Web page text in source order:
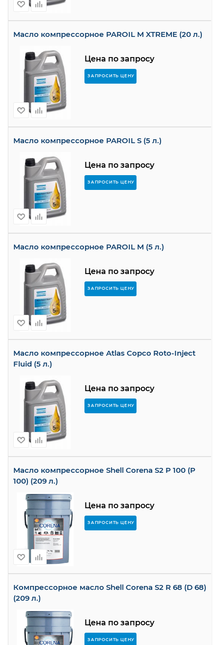
Масло компрессорное PAROIL M XTREME (20 л.)
Цена по запросу
ЗАПРОСИТЬ ЦЕНУ
Масло компрессорное PAROIL S (5 л.)
Цена по запросу
ЗАПРОСИТЬ ЦЕНУ
Масло компрессорное PAROIL M (5 л.)
Цена по запросу
ЗАПРОСИТЬ ЦЕНУ
Масло компрессорное Atlas Copco Roto-Inject
Fluid (5 л.)
Цена по запросу
ЗАПРОСИТЬ ЦЕНУ
Масло компрессорное Shell Corena S2 P 100 (P
100) (209 л.)
Цена по запросу
ЗАПРОСИТЬ ЦЕНУ
Компрессорное масло Shell Corena S2 R 68 (D 68)
(209 л.)
Цена по запросу
ЗАПРОСИТЬ ЦЕНУ